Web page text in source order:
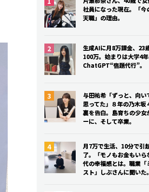
社員になった現在。「今
天職」の理由。
生成AIに月8万課金、23
100万。始まりは大学4
ChatGPT“宿題代行”。
与田祐希「ずっと、向い
思ってた」８年の乃木坂
裏を告白。島育ちの少女
ーに、そして卒業。
月7万で生活、10分で引
了。「モノもお金もいら
代の幸福感とは。職業「
スト」しぶさんに聞いた。
社員になった現在。「今
天職」の理由。
生成AIに月8万課金、23
100万。始まりは大学4
ChatGPT“宿題代行”。
与田祐希「ずっと、向い
思ってた」８年の乃木坂
裏を告白。島育ちの少女
ーに、そして卒業。
月7万で生活、10分で引
了。「モノもお金もいら
代の幸福感とは。職業「
スト」しぶさんに聞いた。